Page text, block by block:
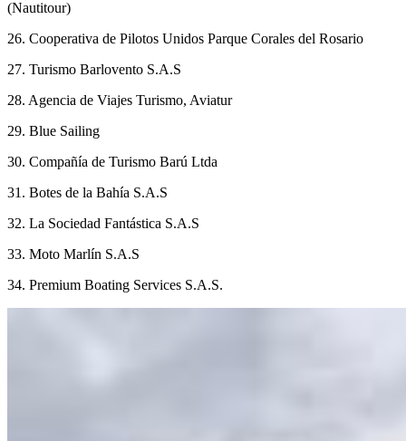
(Nautitour)
26. Cooperativa de Pilotos Unidos Parque Corales del Rosario
27. Turismo Barlovento S.A.S
28. Agencia de Viajes Turismo, Aviatur
29. Blue Sailing
30. Compañía de Turismo Barú Ltda
31. Botes de la Bahía S.A.S
32. La Sociedad Fantástica S.A.S
33. Moto Marlín S.A.S
34. Premium Boating Services S.A.S.